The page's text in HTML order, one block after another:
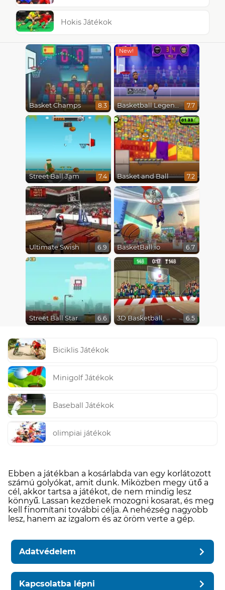
Hokis Játékok
Basket Champs 8.3 Basketball Legends 2020 7.7
Street Ball Jam 7.4 Basket and Ball 7.2
Ultimate Swish 6.9 BasketBall.io 6.7
Street Ball Star 6.6 3D Basketball 6.5
Biciklis Játékok
Minigolf Játékok
Baseball Játékok
olimpiai játékok
Ebben a játékban a kosárlabda van egy korlátozott
számú golyókat, amit dunk. Miközben megy ütő a
cél, akkor tartsa a játékot, de nem mindig lesz
könnyű. Lassan kezdenek mozogni kosarat, és meg
kell finomítani további célja. A nehézség nagyobb
lesz, hanem az izgalom és az öröm verte a gép.
Adatvédelem
Kapcsolatba lépni